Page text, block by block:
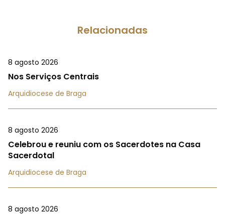
Relacionadas
8 agosto 2026
Nos Serviços Centrais
Arquidiocese de Braga
8 agosto 2026
Celebrou e reuniu com os Sacerdotes na Casa
Sacerdotal
Arquidiocese de Braga
8 agosto 2026